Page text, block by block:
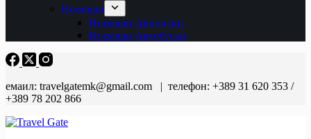
Ноември
Ноември Авионски
Ноември Автобуски
емаил: travelgatemk@gmail.com | телефон: +389 31 620 353 /
+389 78 202 866